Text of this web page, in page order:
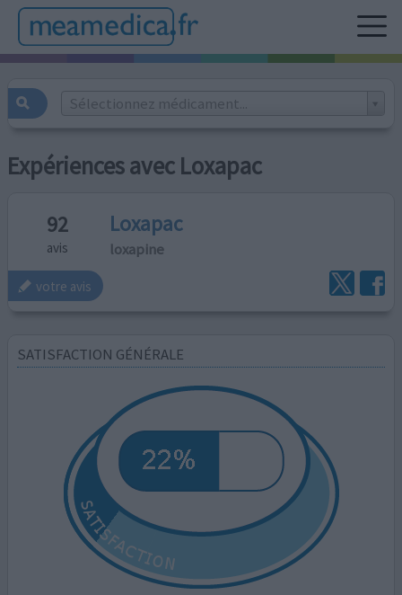
Sélectionnez médicament...
Expériences avec Loxapac
92
avis
Loxapac
loxapine
votre avis
SATISFACTION GÉNÉRALE